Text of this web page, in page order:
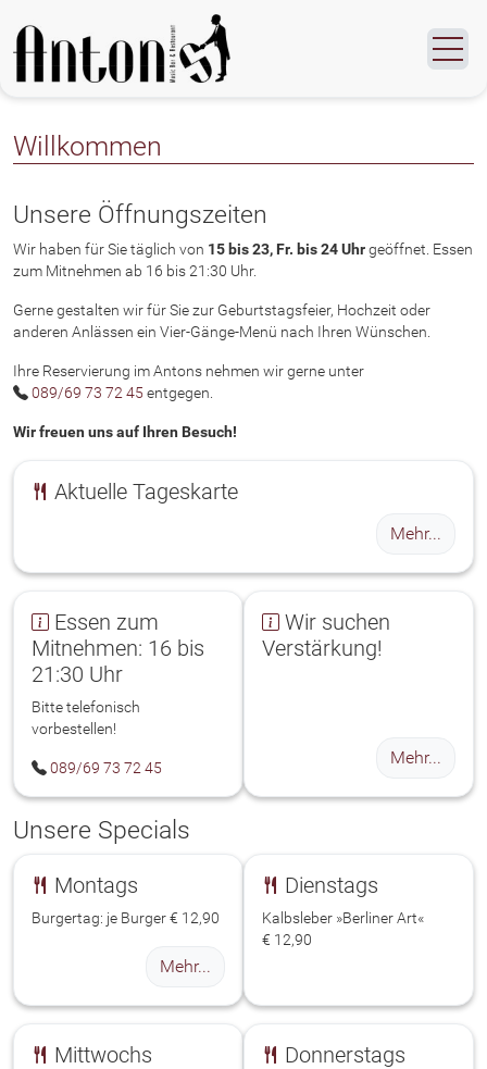
Willkommen
Unsere Öffnungszeiten
Wir haben für Sie täglich von 15 bis 23, Fr. bis 24 Uhrgeöffnet. Essen
zum Mitnehmen ab 16 bis 21:30 Uhr.
Gerne gestalten wir für Sie zur Geburtstagsfeier, Hochzeit oder
anderen Anlässen ein Vier-Gänge-Menü nach Ihren Wünschen.
Ihre Reservierung im Antons nehmen wir gerne unter
Telefon
089/69 73 72 45 entgegen.
Wir freuen uns auf Ihren Besuch!
Aktuelle Tageskarte
Mehr...
Essen zum
Mitnehmen: 16 bis
21:30 Uhr
Bitte telefonisch
vorbestellen!
Telefon
089/69 73 72 45
Wir suchen
Verstärkung!
Mehr...
Unsere Specials
Montags
Burgertag: je Burger€ 12,90
Mehr...
Dienstags
Kalbsleber »Berliner Art«
€ 12,90
Mittwochs Donnerstags